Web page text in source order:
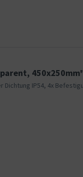
Dichtung IP54, 4x